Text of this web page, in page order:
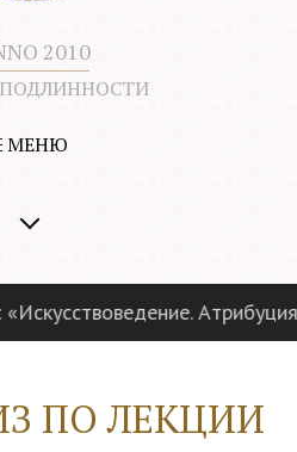
2010
МЕНЮ
Атрибуция
ПО ЛЕКЦИИ